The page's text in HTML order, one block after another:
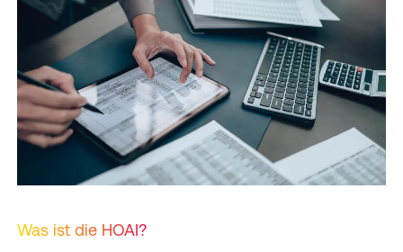
Was ist die HOAI?